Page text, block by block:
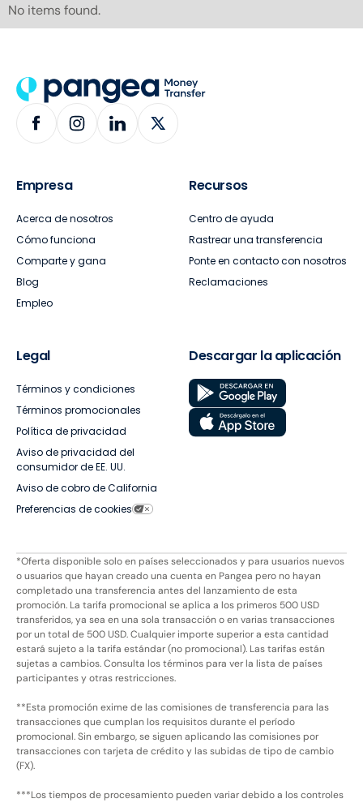
No items found.
Empresa
Acerca de nosotros
Cómo funciona
Comparte y gana
Blog
Empleo
Recursos
Centro de ayuda
Rastrear una transferencia
Ponte en contacto con nosotros
Reclamaciones
Legal
Términos y condiciones
Términos promocionales
Política de privacidad
Aviso de privacidad del
consumidor de EE. UU.
Aviso de cobro de California
Preferencias de cookies
Descargar la aplicación
*Oferta disponible solo en países seleccionados y para usuarios nuevos
o usuarios que hayan creado una cuenta en Pangea pero no hayan
completado una transferencia antes del lanzamiento de esta
promoción. La tarifa promocional se aplica a los primeros 500 USD
transferidos, ya sea en una sola transacción o en varias transacciones
por un total de 500 USD. Cualquier importe superior a esta cantidad
estará sujeto a la tarifa estándar (no promocional). Las tarifas están
sujetas a cambios. Consulta los términos para ver la lista de países
participantes y otras restricciones.
**Esta promoción exime de las comisiones de transferencia para las
transacciones que cumplan los requisitos durante el período
promocional. Sin embargo, se siguen aplicando las comisiones por
transacciones con tarjeta de crédito y las subidas de tipo de cambio
(FX).
***Los tiempos de procesamiento pueden variar debido a los controles